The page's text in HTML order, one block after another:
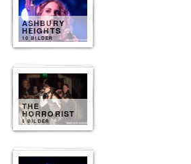
ASHBURY
HEIGHTS
10 BILDER
THE
HORRORIST
8 BILDER